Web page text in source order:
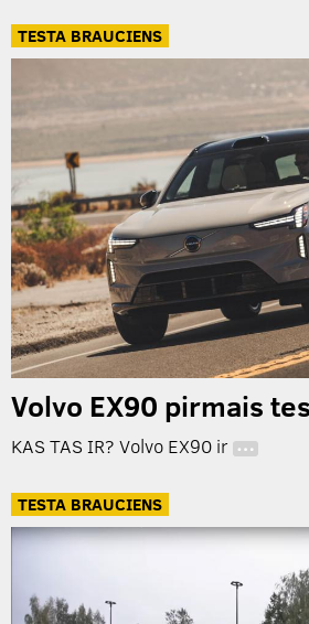
TESTA BRAUCIENS
Volvo EX90 pirmais
KAS TAS IR? Volvo EX90 ir …
TESTA BRAUCIENS